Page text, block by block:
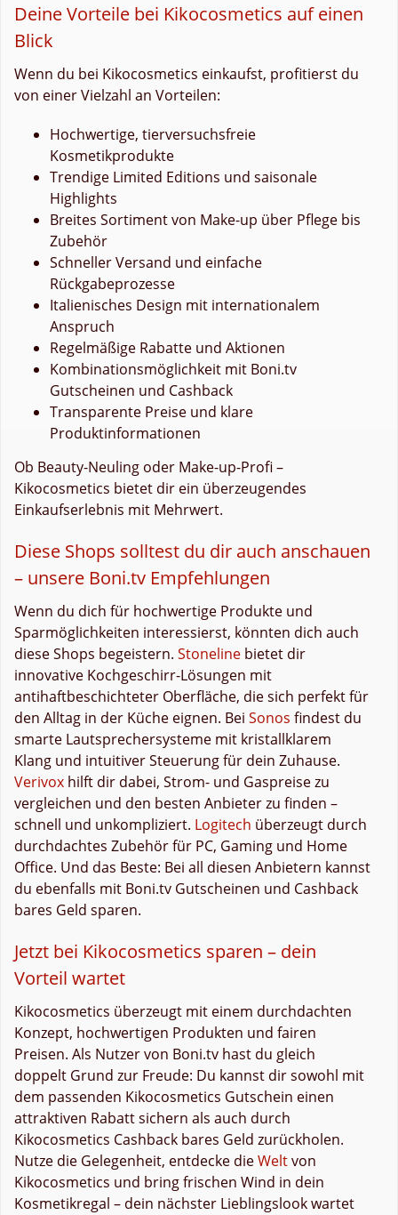
Deine Vorteile bei Kikocosmetics auf einen
Blick
Wenn du bei Kikocosmetics einkaufst, profitierst du
von einer Vielzahl an Vorteilen:
Hochwertige, tierversuchsfreie
Kosmetikprodukte
Trendige Limited Editions und saisonale
Highlights
Breites Sortiment von Make-up über Pflege bis
Zubehör
Schneller Versand und einfache
Rückgabeprozesse
Italienisches Design mit internationalem
Anspruch
Regelmäßige Rabatte und Aktionen
Kombinationsmöglichkeit mit Boni.tv
Gutscheinen und Cashback
Transparente Preise und klare
Produktinformationen
Ob Beauty-Neuling oder Make-up-Profi –
Kikocosmetics bietet dir ein überzeugendes
Einkaufserlebnis mit Mehrwert.
Diese Shops solltest du dir auch anschauen
– unsere Boni.tv Empfehlungen
Wenn du dich für hochwertige Produkte und
Sparmöglichkeiten interessierst, könnten dich auch
diese Shops begeistern. Stoneline bietet dir
innovative Kochgeschirr-Lösungen mit
antihaftbeschichteter Oberfläche, die sich perfekt für
den Alltag in der Küche eignen. Bei Sonos findest du
smarte Lautsprechersysteme mit kristallklarem
Klang und intuitiver Steuerung für dein Zuhause.
Verivox hilft dir dabei, Strom- und Gaspreise zu
vergleichen und den besten Anbieter zu finden –
schnell und unkompliziert. Logitech überzeugt durch
durchdachtes Zubehör für PC, Gaming und Home
Office. Und das Beste: Bei all diesen Anbietern kannst
du ebenfalls mit Boni.tv Gutscheinen und Cashback
bares Geld sparen.
Jetzt bei Kikocosmetics sparen – dein
Vorteil wartet
Kikocosmetics überzeugt mit einem durchdachten
Konzept, hochwertigen Produkten und fairen
Preisen. Als Nutzer von Boni.tv hast du gleich
doppelt Grund zur Freude: Du kannst dir sowohl mit
dem passenden Kikocosmetics Gutschein einen
attraktiven Rabatt sichern als auch durch
Kikocosmetics Cashback bares Geld zurückholen.
Nutze die Gelegenheit, entdecke dieWeltvon
Kikocosmetics und bring frischen Wind in dein
Kosmetikregal – dein nächster Lieblingslook wartet